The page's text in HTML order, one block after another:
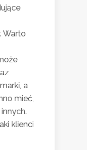
Warto
a
mieć,
klienci